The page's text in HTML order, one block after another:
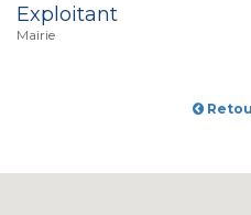
Exploitant
Mairie